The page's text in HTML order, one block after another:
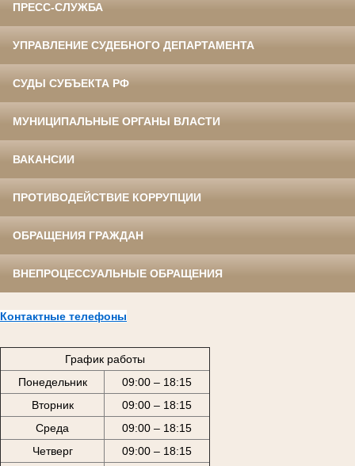
ПРЕСС-СЛУЖБА
УПРАВЛЕНИЕ СУДЕБНОГО ДЕПАРТАМЕНТА
СУДЫ СУБЪЕКТА РФ
МУНИЦИПАЛЬНЫЕ ОРГАНЫ ВЛАСТИ
ВАКАНСИИ
ПРОТИВОДЕЙСТВИЕ КОРРУПЦИИ
ОБРАЩЕНИЯ ГРАЖДАН
ВНЕПРОЦЕССУАЛЬНЫЕ ОБРАЩЕНИЯ
Контактные телефоны
График работы
Понедельник
09:00 – 18:15
Вторник
09:00 – 18:15
Среда
09:00 – 18:15
Четверг
09:00 – 18:15